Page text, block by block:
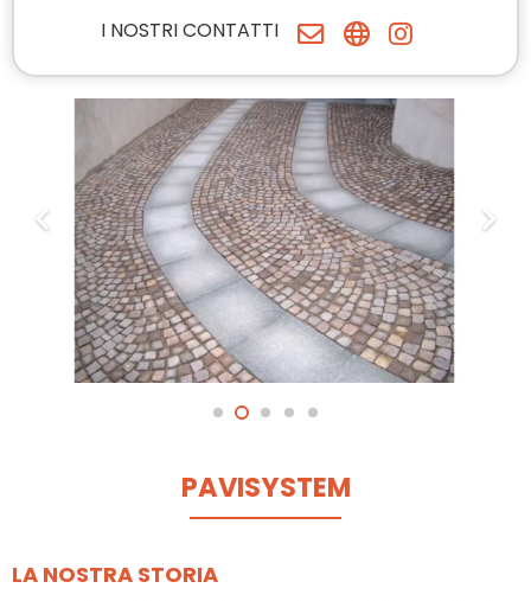
I NOSTRI CONTATTI
PAVISYSTEM
LA NOSTRA STORIA